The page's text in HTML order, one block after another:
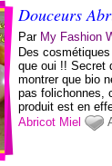
Douceurs
Par My Fashion
Des
que oui !! Secret
montrer que bio
pas folichonnes,
produit est en
Abricot Miel